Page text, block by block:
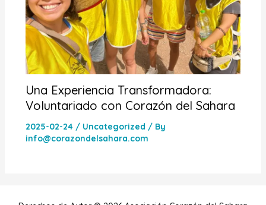
Una Experiencia Transformadora:
Voluntariado con Corazón del Sahara
2025-02-24 / Uncategorized / By
info@corazondelsahara.com